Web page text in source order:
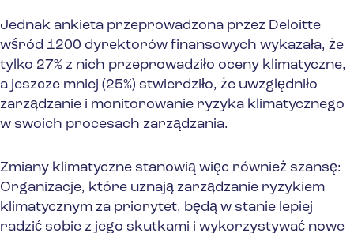
Jednak ankieta przeprowadzona przez Deloitte
wśród 1200 dyrektorów finansowych wykazała, że
tylko 27% z nich przeprowadziło oceny klimatyczne,
a jeszcze mniej (25%) stwierdziło, że uwzględniło
zarządzanie i monitorowanie ryzyka klimatycznego
w swoich procesach zarządzania.
Zmiany klimatyczne stanowią więc również szansę:
Organizacje, które uznają zarządzanie ryzykiem
klimatycznym za priorytet, będą w stanie lepiej
radzić sobie z jego skutkami i wykorzystywać nowe